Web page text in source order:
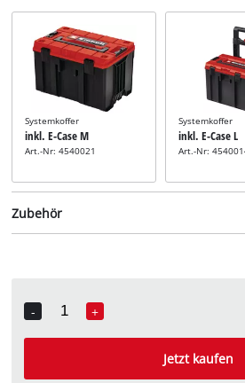
Systemkoffer
inkl. E-Case M
Art.-Nr: 4540021
Systemkoffer
inkl. E-Case L
Art.-Nr:
Zubehör
Führungsschiene
inkl. Führungsschiene
Alu 2x1000mm
-
Quantity
+
Jetzt kaufen